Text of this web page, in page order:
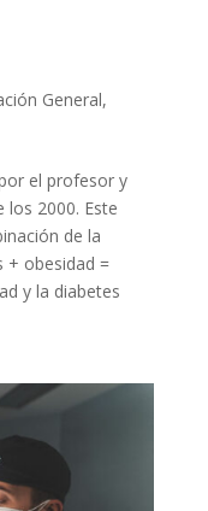
General,
el profesor y
los 2000. Este
de la
+ obesidad =
y la diabetes